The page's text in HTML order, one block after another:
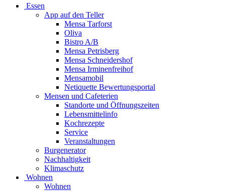
Essen
App auf den Teller
Mensa Tarforst
Oliva
Bistro A/B
Mensa Petrisberg
Mensa Schneidershof
Mensa Irminenfreihof
Mensamobil
Netiquette Bewertungsportal
Mensen und Cafeterien
Standorte und Öffnungszeiten
Lebensmittelinfo
Kochrezepte
Service
Veranstaltungen
Burgenerator
Nachhaltigkeit
Klimaschutz
Wohnen
Wohnen